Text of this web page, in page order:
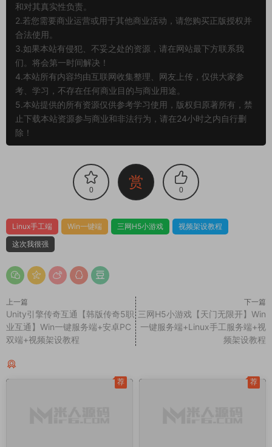
和对其真实性负责。
2.若您需要商业运营或用于其他商业活动，请您购买正版授权并
合法使用。
3.如果本站有侵犯、不妥之处的资源，请在网站最下方联系我
们。将会第一时间解决！
4.本站所有内容均由互联网收集整理、网友上传，仅供大家参
考、学习，不存在任何商业目的与商业用途。
5.本站提供的所有资源仅供参考学习使用，版权归原著所有，禁
止下载本站资源参与商业和非法行为，请在24小时之内自行删
除！
0 赏 0
Linux手工端 Win一键端 三网H5小游戏
视频架设教程
这次我很强
上一篇
Unity引擎传奇互通【韩版传奇5职
业互通】Win一键服务端+安卓PC
双端+视频架设教程
下一篇
三网H5小游戏【天门无限开】Win
一键服务端+Linux手工服务端+视
频架设教程
荐 荐